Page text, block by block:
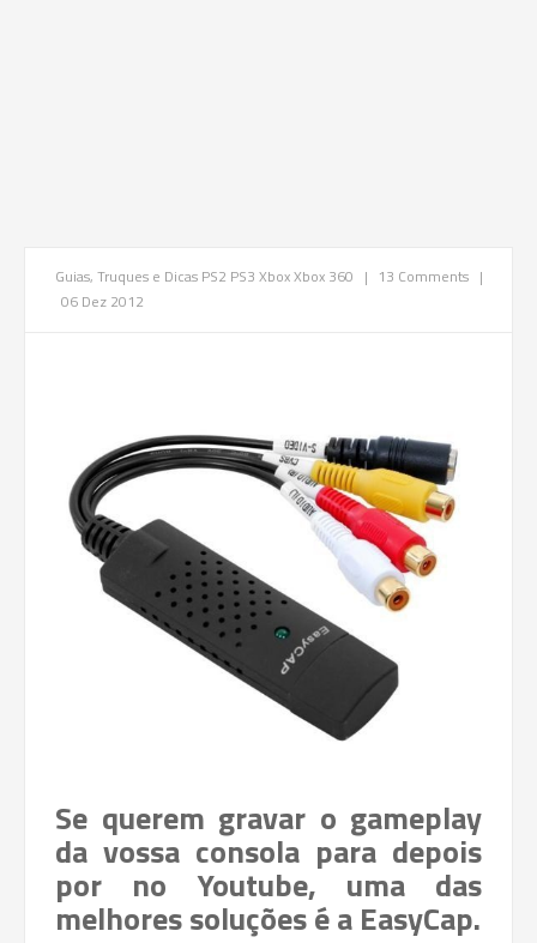
Guias, Truques e Dicas PS2 PS3 XboxXbox 360 | 13 Comments |
06 Dez 2012
Se querem gravar o gameplay
da vossa consola para depois
por no Youtube, uma das
melhores soluções é a EasyCap.